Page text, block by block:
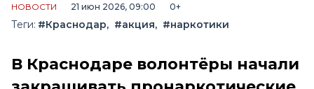
НОВОСТИ 21 июн 2026, 09:00 0+
Теги: #Краснодар #акция #наркотики
В Краснодаре волонтёры начали